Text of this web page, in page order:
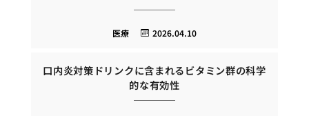
2026.04.10
医療
口内炎対策ドリンクに含まれるビタミン群の科学
的な有効性